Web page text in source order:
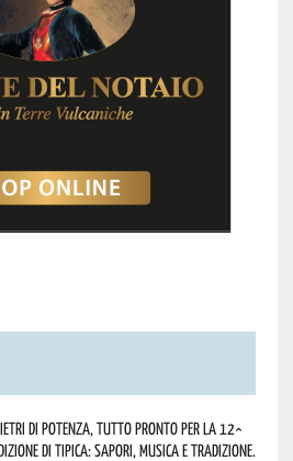
di Potenza, tutto pronto per la 12^
di Tipica: sapori, musica e tradizione.